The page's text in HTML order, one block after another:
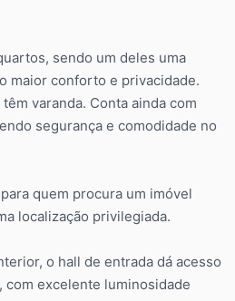
sendo um deles uma
maior conforto e privacidade.
varanda. Conta ainda com
segurança e comodidade no
quem procura um imóvel
localização privilegiada.
o hall de entrada dá acesso
com excelente luminosidade